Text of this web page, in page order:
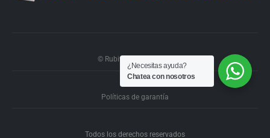
© Rubiwebs.com 2026.
Políticas de garantía
Todos los derechos reservados
¿Necesitas ayuda?
Chatea con nosotros